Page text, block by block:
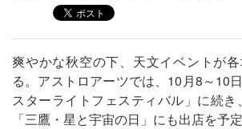
爽やかな秋空の下、天文イベントが
る。アストロアーツでは、10月8～10
スターライトフェスティバル」に続
「三鷹・星と宇宙の日」にも出店を予定